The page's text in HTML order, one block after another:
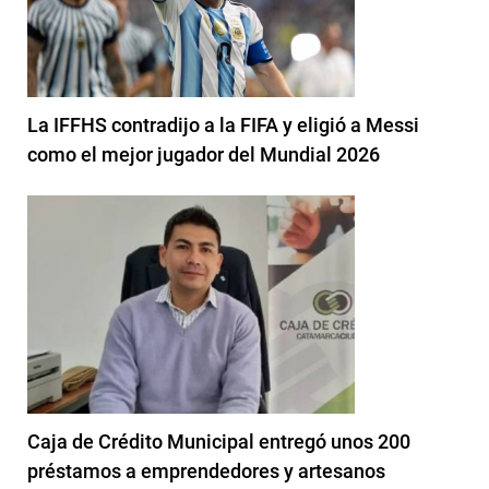
La IFFHS contradijo a la FIFA y eligió a Messi
como el mejor jugador del Mundial 2026
Caja de Crédito Municipal entregó unos 200
préstamos a emprendedores y artesanos